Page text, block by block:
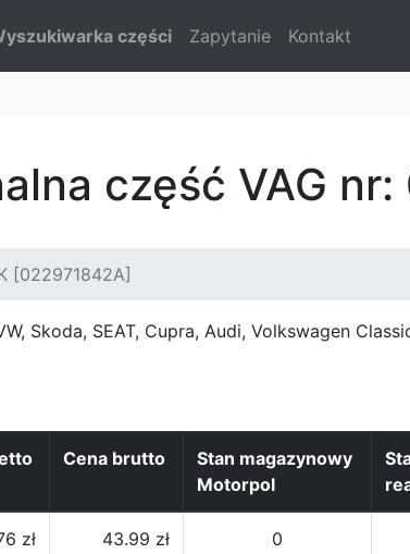
części Zapytanie Kontakt
część VAG
[022971842A]
Skoda, SEAT, Cupra, Audi, Volkswagen
Cena brutto
Stan magazynowy
Motorpol
zł 43.99 zł 0